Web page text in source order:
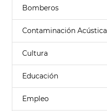
Bomberos
Contaminación Acústica
Cultura
Educación
Empleo